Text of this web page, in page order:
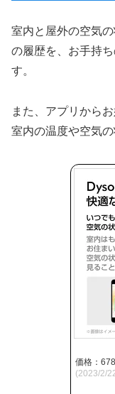
室内と屋外の空気
の履歴を、お手持
す。
また、アプリから
室内の温度や空気
価格：
(2023/2/